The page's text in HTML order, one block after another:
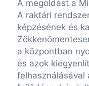
A megoldást a
A raktári
képzésének és
a központban
és azok
felhasználásával